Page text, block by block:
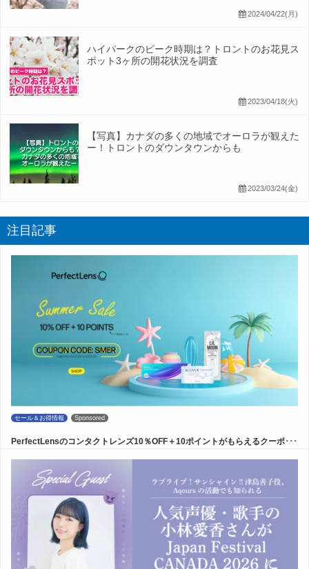
2024/04/22(月)
ハイパークのピーク時期は？トロントのお花見ス
ポット3ヶ所の開花状況を調査
2023/04/18(火)
【写真】カナダの多くの地域でオーロラが観えた
ー！トロントのダウンタウンからも
2023/03/24(金)
注目記事
セール＆お得情報 Sponsored
PerfectLensのコンタクトレンズ10％OFF＋10ポイントがもらえるクーポ･･･